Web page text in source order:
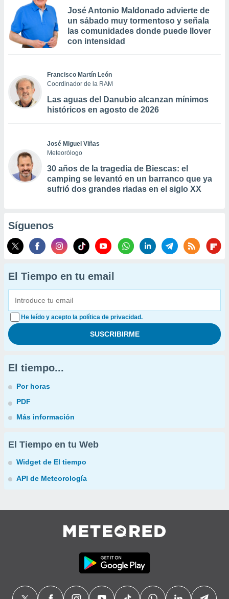
José Antonio Maldonado advierte de
un sábado muy tormentoso y señala
las comunidades donde puede llover
con intensidad
Francisco Martín León
Coordinador de la RAM
Las aguas del Danubio alcanzan mínimos
históricos en agosto de 2026
José Miguel Viñas
Meteorólogo
30 años de la tragedia de Biescas: el
camping se levantó en un barranco que ya
sufrió dos grandes riadas en el siglo XX
Síguenos
El Tiempo en tu email
He leído y acepto la política de privacidad.
El tiempo...
Por horas
PDF
Más información
El Tiempo en tu Web
Widget de El tiempo
API de Meteorología